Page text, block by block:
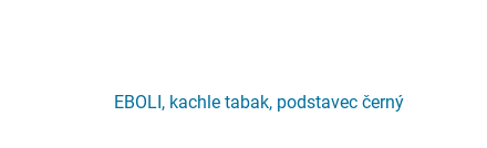
EBOLI, kachle tabak, podstavec černý